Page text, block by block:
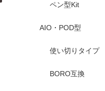
ペン型Kit
AIO・POD型
使い切りタイプ
BORO互換